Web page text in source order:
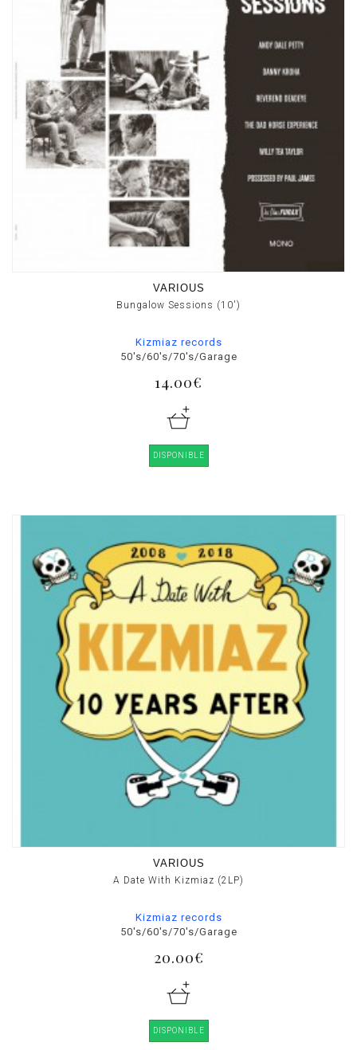
VARIOUS
Bungalow Sessions (10')
Kizmiaz records
50's/60's/70's/Garage
14.00€
DISPONIBLE
VARIOUS
A Date With Kizmiaz (2LP)
Kizmiaz records
50's/60's/70's/Garage
20.00€
DISPONIBLE